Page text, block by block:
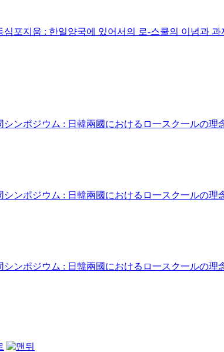
심포지움 : 한일양국에 있어서의 로-스쿨의 이념과 과
シンポジウム : 日韓兩國におけるロ一スク一ルの
シンポジウム : 日韓兩國におけるロ一スク一ルの
シンポジウム : 日韓兩國におけるロ一スク一ルの理